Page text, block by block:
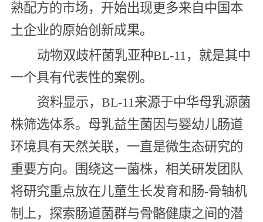
熟配方的市场，开始出现更多来自中国本
土企业的原始创新成果。
动物双歧杆菌乳亚种BL-11，就是其中
一个具有代表性的案例。
资料显示，BL-11来源于中华母乳源菌
株筛选体系。母乳益生菌因与婴幼儿肠道
环境具有天然关联，一直是微生态研究的
重要方向。围绕这一菌株，相关研发团队
将研究重点放在儿童生长发育和肠-骨轴机
制上，探索肠道菌群与骨骼健康之间的潜